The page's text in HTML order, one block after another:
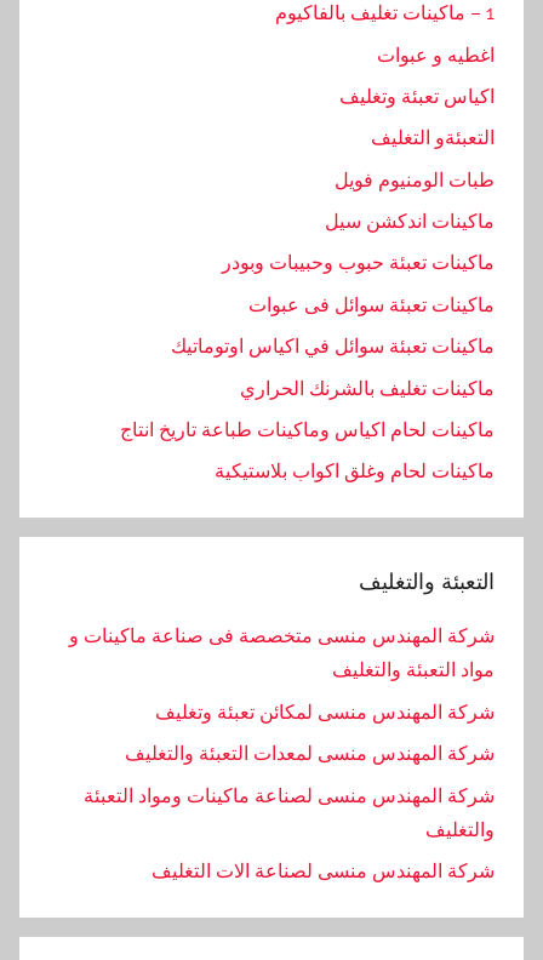
1 – ماكينات تغليف بالفاكيوم
اغطيه و عبوات
اكياس تعبئة وتغليف
التعبئةو التغليف
طبات الومنيوم فويل
ماكينات اندكشن سيل
ماكينات تعبئة حبوب وحبيبات وبودر
ماكينات تعبئة سوائل فى عبوات
ماكينات تعبئة سوائل في اكياس اوتوماتيك
ماكينات تغليف بالشرنك الحراري
ماكينات لحام اكياس وماكينات طباعة تاريخ انتاج
ماكينات لحام وغلق اكواب بلاستيكية
التعبئة والتغليف
شركة المهندس منسى متخصصة فى صناعة ماكينات و
مواد التعبئة والتغليف
شركة المهندس منسى لمكائن تعبئة وتغليف
شركة المهندس منسى لمعدات التعبئة والتغليف
شركة المهندس منسى لصناعة ماكينات ومواد التعبئة
والتغليف
‏شركة المهندس منسى لصناعة الات التغليف